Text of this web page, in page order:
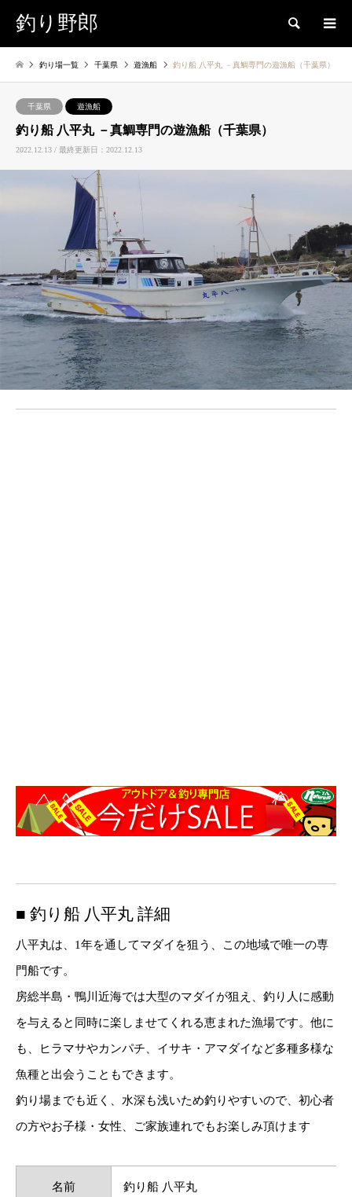
釣り野郎 検索
釣り場一覧 千葉県 遊漁船 釣り船 八平丸 －真鯛専門の遊漁船（千葉県）
千葉県 遊漁船
釣り船 八平丸 －真鯛専門の遊漁船（千葉県）
2022.12.13 / 最終更新日：2022.12.13
■ 釣り船 八平丸 詳細
八平丸は、1年を通してマダイを狙う、この地域で唯一の専
門船です。
房総半島・鴨川近海では大型のマダイが狙え、釣り人に感動
を与えると同時に楽しませてくれる恵まれた漁場です。他に
も、ヒラマサやカンパチ、イサキ・アマダイなど多種多様な
魚種と出会うこともできます。
釣り場までも近く、水深も浅いため釣りやすいので、初心者
の方やお子様・女性、ご家族連れでもお楽しみ頂けます
名前 釣り船 八平丸